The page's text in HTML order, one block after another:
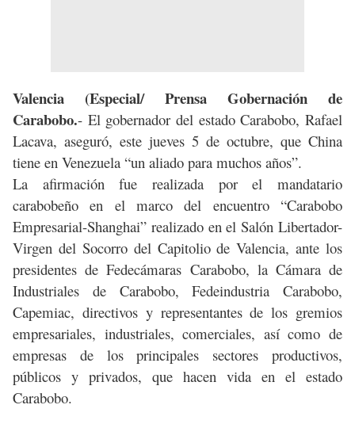
Valencia (Especial/ Prensa Gobernación de
Carabobo.- El gobernador del estado Carabobo, Rafael
Lacava, aseguró, este jueves 5 de octubre, que China
tiene en Venezuela “un aliado para muchos años”.
La afirmación fue realizada por el mandatario
carabobeño en el marco del encuentro “Carabobo
Empresarial-Shanghai” realizado en el Salón Libertador-
Virgen del Socorro del Capitolio de Valencia, ante los
presidentes de Fedecámaras Carabobo, la Cámara de
Industriales de Carabobo, Fedeindustria Carabobo,
Capemiac, directivos y representantes de los gremios
empresariales, industriales, comerciales, así como de
empresas de los principales sectores productivos,
públicos y privados, que hacen vida en el estado
Carabobo.